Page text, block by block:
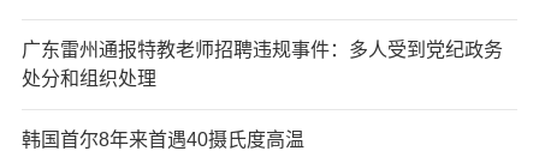
广东雷州通报特教老师招聘违规事件：多人受到党纪政务
处分和组织处理
韩国首尔8年来首遇40摄氏度高温